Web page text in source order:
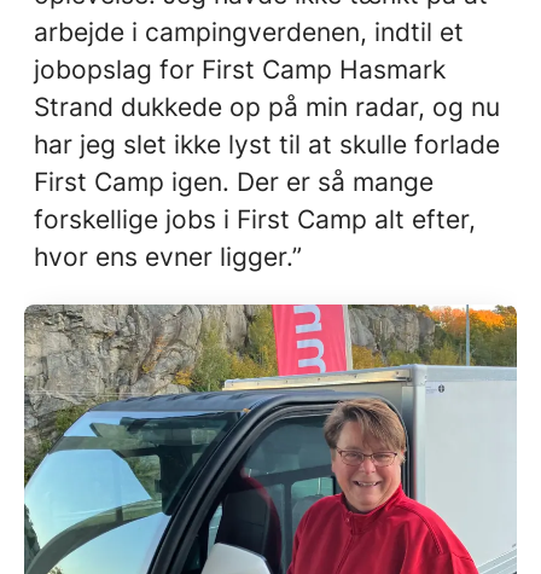
arbejde i campingverdenen, indtil et
jobopslag for First Camp Hasmark
Strand dukkede op på min radar, og nu
har jeg slet ikke lyst til at skulle forlade
First Camp igen. Der er så mange
forskellige jobs i First Camp alt efter,
hvor ens evner ligger.”